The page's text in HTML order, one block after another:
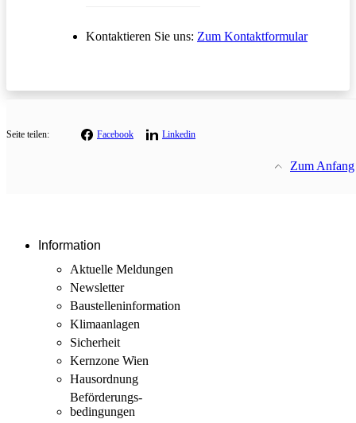
Kontaktieren Sie uns: Zum KontaktformularÖffnet in
Seite teilen: Facebook Linkedin
Zum Anfang
Information
Aktuelle Meldungen
Newsletter
Baustellen­information
Klimaanlagen
Sicherheit
Kernzone Wien
Hausordnung
Beförderungs­
bedingungen